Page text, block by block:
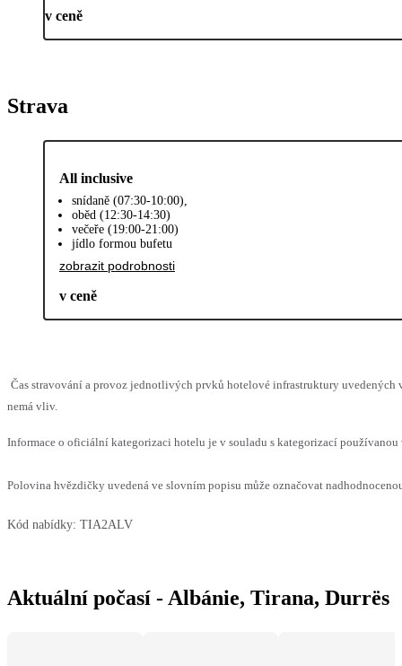
v ceně
Strava
All inclusive
snídaně (07:30-10:00),
oběd (12:30-14:30)
večeře (19:00-21:00)
jídlo formou bufetu
zobrazit podrobnosti
v ceně
Čas stravování a provoz jednotlivých prvků hotelové infrastruktury uvedených
nemá vliv.
Informace o oficiální kategorizaci hotelu je v souladu s kategorizací
Polovina hvězdičky uvedená ve slovním popisu může označovat
Kód nabídky: TIA2ALV
Aktuální počasí - Albánie, Tirana, Durrës